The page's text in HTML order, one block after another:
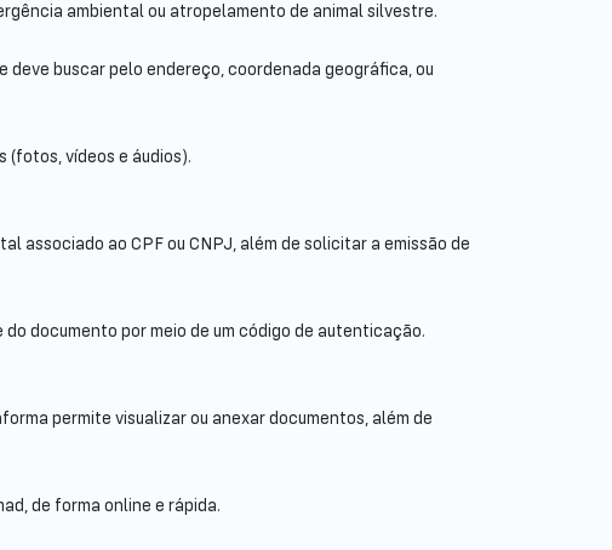
ambiental ou atropelamento de animal silvestre.
buscar pelo endereço, coordenada geográfica, ou
(fotos, vídeos e áudios).
associado ao CPF ou CNPJ, além de solicitar a emissão de
documento por meio de um código de autenticação.
permite visualizar ou anexar documentos, além de
de forma online e rápida.